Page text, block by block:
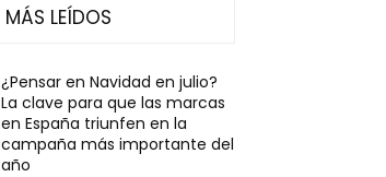
MÁS LEÍDOS
¿Pensar en Navidad en julio?
La clave para que las marcas
en España triunfen en la
campaña más importante del
año